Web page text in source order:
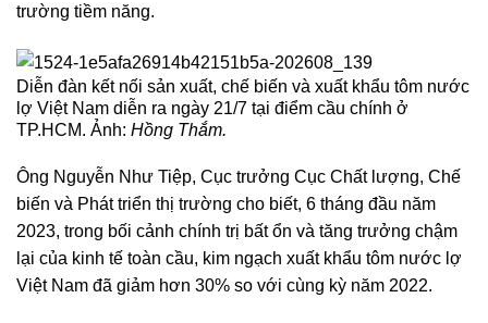
trường tiềm năng.
Diễn đàn kết nối sản xuất, chế biến và xuất khẩu tôm nước
lợ Việt Nam diễn ra ngày 21/7 tại điểm cầu chính ở
TP.HCM. Ảnh: Hồng Thắm.
Ông Nguyễn Như Tiệp, Cục trưởng Cục Chất lượng, Chế
biến và Phát triển thị trường cho biết, 6 tháng đầu năm
2023, trong bối cảnh chính trị bất ổn và tăng trưởng chậm
lại của kinh tế toàn cầu, kim ngạch xuất khẩu tôm nước lợ
Việt Nam đã giảm hơn 30% so với cùng kỳ năm 2022.